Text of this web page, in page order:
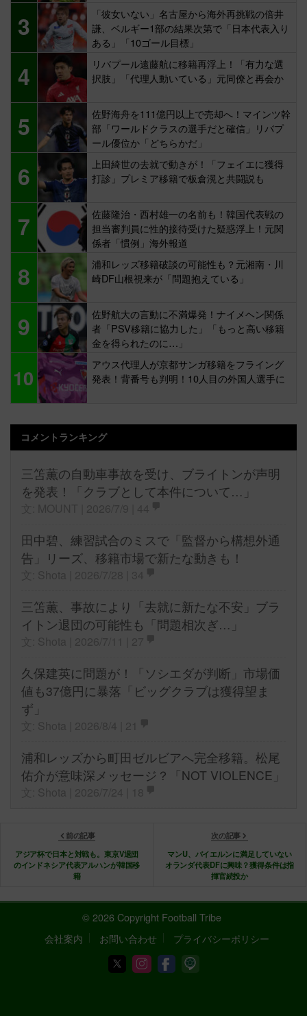
3
「彼女いない」名古屋から海外再挑戦の倍井
謙、ベルギー1部の結果次第で「日本代表入り
ある」「10ゴール目標」
4
リバプール遠藤航に移籍再浮上！「有力な選
択肢」「代理人動いている」元同僚と再会か
5
佐野海舟を111億円以上で売却へ！マインツ幹
部「ワールドクラスの選手だと確信」リバプ
ール優位か「どちらかだ」
6
上田綺世の去就で動きが！「フェイエに獲得
打診」プレミア移籍で板倉滉と共闘説も
7
佐藤隆治・西村雄一の名前も！韓国代表戦の
担当審判員に性的接待受けた疑惑浮上！元関
係者「慣例」海外報道
8
浦和レッズ移籍破談の可能性も？元湘南・川
崎DF山根視来が「問題抱えている」
9
佐野航大の言動に不満爆発！ナイメヘン関係
者「PSV移籍に協力した」「もっと高い移籍
金を得られたのに…」
10
アウス代理人が京都サンガ移籍をフライング
発表！背番号も判明！10人目の外国人選手に
コメントランキング
三笘薫の自動車事故を受け、ブライトンが声明
を発表！「クラブとして本件について…」
田中碧、練習試合のミスで「監督から構想外通
告」リーズ、移籍市場で新たな動きも！
三笘薫、事故により「去就に新たな不安」ブラ
イトン退団の可能性も「問題相次ぎ…」
久保建英に問題が！「ソシエダが判断」市場価
値も37億円に暴落「ビッグクラブは獲得望ま
ず」
浦和レッズから町田ゼルビアへ完全移籍。松尾
佑介が意味深メッセージ？「NOT VIOLENCE」
前の記事
アジア杯で日本と対戦も。東京V退団
のインドネシア代表アルハンが韓国移
籍
次の記事
マンU、バイエルンに満足していない
オランダ代表DFに興味？獲得条件は指
揮官続投か
© 2026 Copyright Football Tribe
会社案内
お問い合わせ プライバシーポリシー